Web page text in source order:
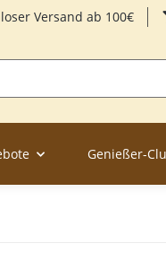
Versand ab 100€
Genießer-